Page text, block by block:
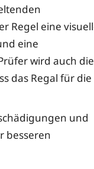
Regel eine
eine
wird auch die
das Regal für die
und
besseren